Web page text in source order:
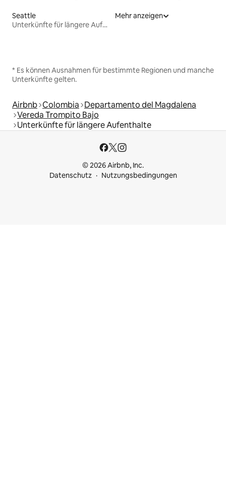
Seattle
Unterkünfte für längere Aufenthalte
Mehr anzeigen
* Es können Ausnahmen für bestimmte Regionen und manche
Unterkünfte gelten.
Airbnb Colombia Departamento del Magdalena
Vereda Trompito Bajo
Unterkünfte für längere Aufenthalte
© 2026 Airbnb, Inc.
Datenschutz
Nutzungsbedingungen